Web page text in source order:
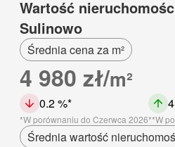
Wartość
Sulinowo
Średnia cena za m²
4 980 zł/m²
0.2 %
W porównaniu do Czerwca 2026 W
Średnia wartość